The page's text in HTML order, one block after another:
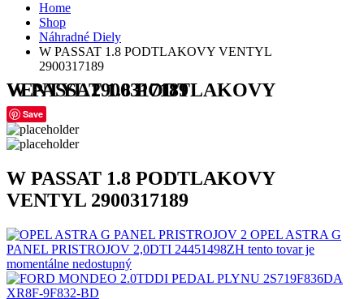
Home
Shop
Náhradné Diely
W PASSAT 1.8 PODTLAKOVY VENTYL
2900317189
W PASSAT 1.8 PODTLAKOVY VENTYL 2900317189
Save
W PASSAT 1.8 PODTLAKOVY
VENTYL 2900317189
OPEL ASTRA G
PANEL PRISTROJOV 2,0DTI 24451498ZH tento tovar je
momentálne nedostupný